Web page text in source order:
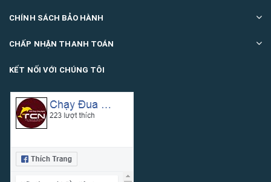
CHÍNH SÁCH BẢO HÀNH
CHẤP NHẬN THANH TOÁN
KẾT NỐI VỚI CHÚNG TÔI